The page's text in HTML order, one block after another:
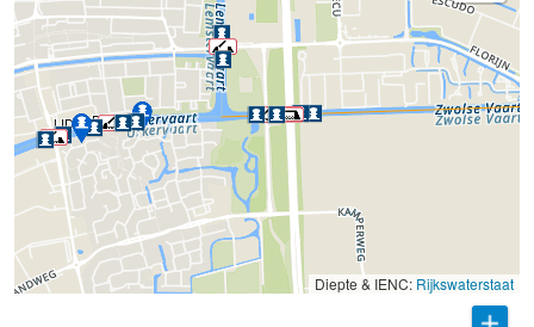
LIDLALDI
Diepte & IENC: Rijkswaterstaat